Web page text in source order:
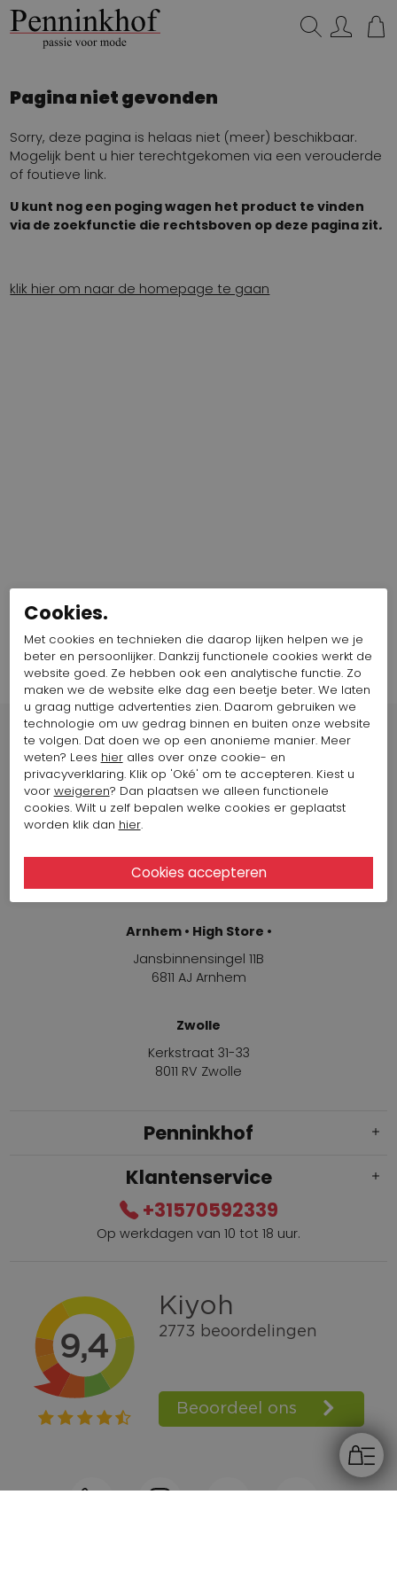
Pagina niet gevonden
Sorry, deze pagina is helaas niet (meer) beschikbaar.
Mogelijk bent u hier terechtgekomen via een verouderde
of foutieve link.
U kunt nog een poging wagen het product te vinden
via de zoekfunctie die rechtsboven op deze pagina zit.
klik hier om naar de homepage te gaan
Winkels
Jansbinnensingel 11B
6811 AJ Arnhem
Arnhem • High Store •
Jansbinnensingel 11B
6811 AJ Arnhem
Zwolle
Kerkstraat 31-33
8011 RV Zwolle
Penninkhof
Gratis verzending vanaf € 100,=
Bel +31570592339
Spaarpunten
Shop the Look
Telefonisch bestellen ook mogelijk
Klantenservice
+31570592339
Op werkdagen van 10 tot 18 uur.
Cookies.
Met cookies en technieken die daarop lijken helpen we je
beter en persoonlijker. Dankzij functionele cookies werkt de
website goed. Ze hebben ook een analytische functie. Zo
maken we de website elke dag een beetje beter. We laten
u graag nuttige advertenties zien. Daarom gebruiken we
technologie om uw gedrag binnen en buiten onze website
te volgen. Dat doen we op een anonieme manier. Meer
weten? Lees hieralles over onze cookie- en
privacyverklaring. Klik op 'Oké' om te accepteren. Kiest u
voor weigeren? Dan plaatsen we alleen functionele
cookies. Wilt u zelf bepalen welke cookies er geplaatst
worden klik dan hier.